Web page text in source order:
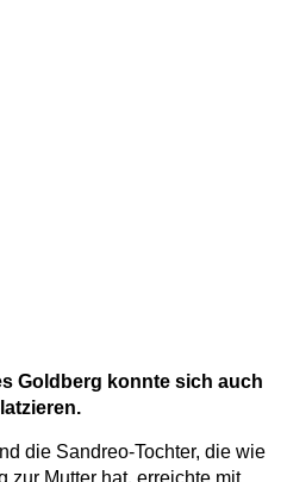
Goldberg konnte sich auch
die Sandreo-Tochter, die wie
zur Mutter hat, erreichte mit